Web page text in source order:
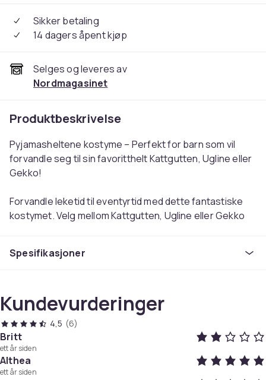
Sikker betaling
14 dagers åpent kjøp
Selges og leveres av
Nordmagasinet
Produktbeskrivelse
Pyjamasheltene kostyme – Perfekt for barn som vil
forvandle seg til sin favoritthelt Kattgutten, Ugline eller
Gekko!
Forvandle leketid til eventyrtid med dette fantastiske
kostymet. Velg mellom Kattgutten, Ugline eller Gekko
det autentiske utseendet. Takket være den universelle
Med dette kostymet kan barnet ditt bekjempe
kriminalitet og lære verdifulle leksjoner akkurat som
sine favoritthelter. Perfekt for bursdagsfester,
Halloween eller bare en vanlig dag når barnet ditt vil føle
seg som en ekte helt!
Spesifikasjoner
Kundevurderinger
4,5 (6)
Britt
ett år siden
Althea
ett år siden